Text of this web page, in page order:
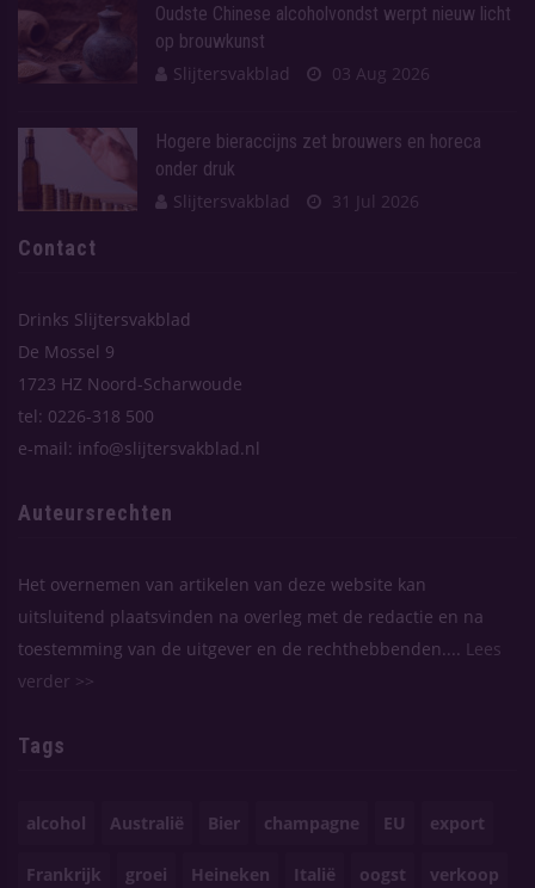
Oudste Chinese alcoholvondst werpt nieuw licht
op brouwkunst
Slijtersvakblad
03 Aug 2026
Hogere bieraccijns zet brouwers en horeca
onder druk
Slijtersvakblad
31 Jul 2026
Contact
Drinks Slijtersvakblad
De Mossel 9
1723 HZ Noord-Scharwoude
tel: 0226-318 500
e-mail: info@slijtersvakblad.nl
Auteursrechten
Het overnemen van artikelen van deze website kan
uitsluitend plaatsvinden na overleg met de redactie en na
toestemming van de uitgever en de rechthebbenden....
Lees
verder >>
Tags
alcohol Australië Bier champagne EU export
Frankrijk groei Heineken Italië oogst verkoop